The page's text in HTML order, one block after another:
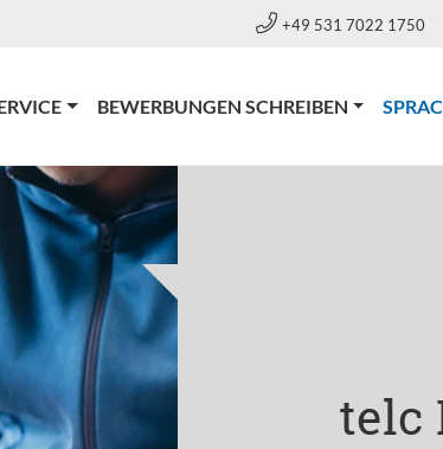
+49 531 7022 1750
BEWERBUNGEN SCHREIBEN
telc